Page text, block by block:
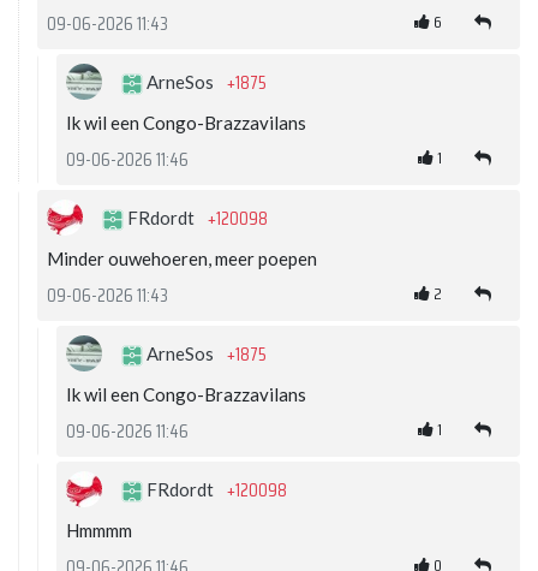
09-06-2026 11:43 6
ArneSos +1875
Ik wil een Congo-Brazzavilans
09-06-2026 11:46 1
FRdordt +120098
Minder ouwehoeren, meer poepen
09-06-2026 11:43 2
ArneSos +1875
Ik wil een Congo-Brazzavilans
09-06-2026 11:46 1
FRdordt +120098
Hmmmm
0